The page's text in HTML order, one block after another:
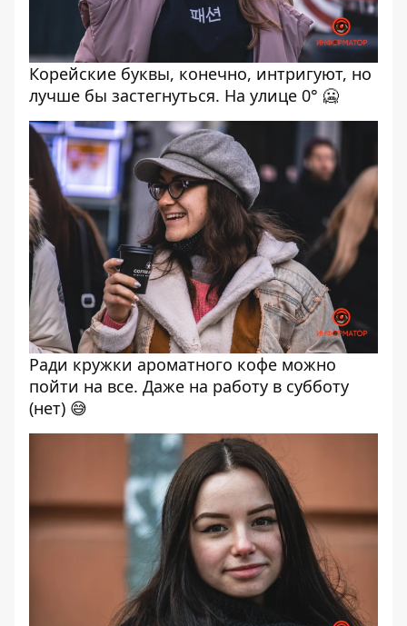
Корейские буквы, конечно, интригуют, но
лучше бы застегнуться. На улице 0° 🥶
Ради кружки ароматного кофе можно
пойти на все. Даже на работу в субботу
(нет) 😅